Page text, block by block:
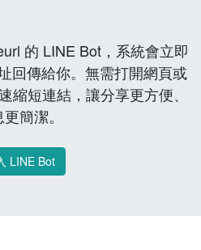
的 LINE Bot，系統會立即
回傳給你。無需打開網頁或
縮短連結，讓分享更方便、
簡潔。
LINE Bot